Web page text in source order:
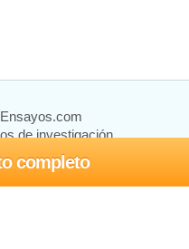
completo
de investigación